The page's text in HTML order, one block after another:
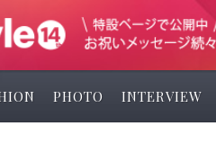
PHOTO INTERVIEW